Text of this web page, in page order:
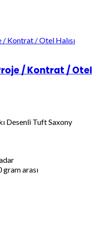
/ Kontrat / Otel
Desenli Tuft Saxony
arası